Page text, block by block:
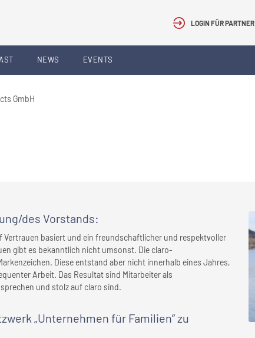
LOGIN FÜR PARTNER
NEWS EVENTS
GmbH
des Vorstands:
Vertrauen basiert und ein freundschaftlicher und respektvoller
gibt es bekanntlich nicht umsonst. Die claro-
Diese entstand aber nicht innerhalb eines Jahres,
Arbeit. Das Resultat sind Mitarbeiter als
und stolz auf claro sind.
„Unternehmen für Familien” zu